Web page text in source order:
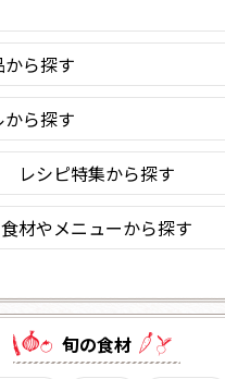
レシピ特集から探す
食材やメニューから探す
旬の⾷材